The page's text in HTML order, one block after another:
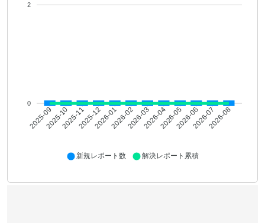
2
0
2025-092025-102025-112025-122026-012026-022026-032026-042026-052026-062026-072026-08
新規レポート数 解決レポート累積